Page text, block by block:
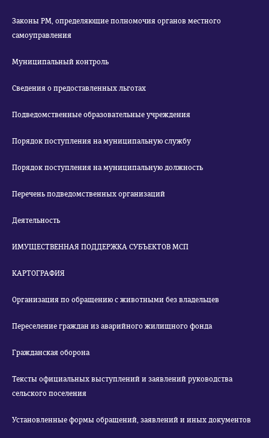
Законы РМ, определяющие полномочия органов местного
самоуправления
Муниципальный контроль
Сведения о предоставленных льготах
Подведомственные образовательные учреждения
Порядок поступления на муниципальную службу
Порядок поступления на муниципальную должность
Перечень подведомственных организаций
Деятельность
ИМУЩЕСТВЕННАЯ ПОДДЕРЖКА СУБЪЕКТОВ МСП
КАРТОГРАФИЯ
Организация по обращению с животными без владельцев
Переселение граждан из аварийного жилищного фонда
Гражданская оборона
Тексты официальных выступлений и заявлений руководства
сельского поселения
Установленные формы обращений, заявлений и иных документов